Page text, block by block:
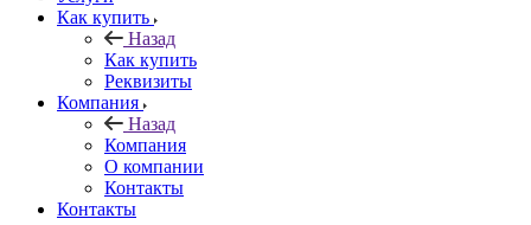
Как купить
Назад
Как купить
Реквизиты
Компания
Назад
Компания
О компании
Контакты
Контакты